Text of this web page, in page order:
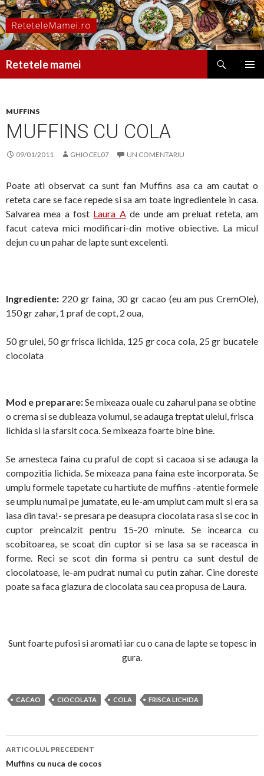
Retetele mamei
MUFFINS
MUFFINS CU COLA
09/01/2011 GHIOCEL07 UN COMENTARIU
Poate ati observat ca sunt fan Muffins asa ca am cautat o
reteta care se face repede si sa am toate ingredientele in casa.
Salvarea mea a fost Laura Ade unde am preluat reteta, am
facut cateva mici modificari-din motive obiective. La micul
dejun cu un pahar de lapte sunt excelenti.
Ingrediente: 220 gr faina, 30 gr cacao (eu am pus CremOle),
150 gr zahar, 1 praf de copt, 2 oua,
50 gr ulei, 50 gr frisca lichida, 125 gr coca cola, 25 gr bucatele
ciocolata
Mod e preparare:Se mixeaza ouale cu zaharul pana se obtine
o crema si se dubleaza volumul, se adauga treptat uleiul, frisca
lichida si la sfarsit coca. Se mixeaza foarte bine bine.
Se amesteca faina cu praful de copt si cacaoa si se adauga la
compozitia lichida. Se mixeaza pana faina este incorporata. Se
umplu formele tapetate cu hartiute de muffins -atentie formele
se umplu numai pe jumatate, eu le-am umplut cam mult si era sa
iasa din tava!- se presara pe deasupra ciocolata rasa si se coc in
cuptor preincalzit pentru 15-20 minute. Se incearca cu
scobitoarea, se scoat din cuptor si se lasa sa se raceasca in
forme. Reci se scot din forma si pentru ca sunt destul de
ciocolatoase, le-am pudrat numai cu putin zahar. Cine doreste
poate sa faca glazura de ciocolata sau cea propusa de Laura.
Sunt foarte pufosi si aromati iar cu o cana de lapte se topesc in
gura.
CACAO CIOCOLATA COLA FRISCA LICHIDA
Navigare
în
ARTICOLUL PRECEDENT
Muffins cu nuca de cocos